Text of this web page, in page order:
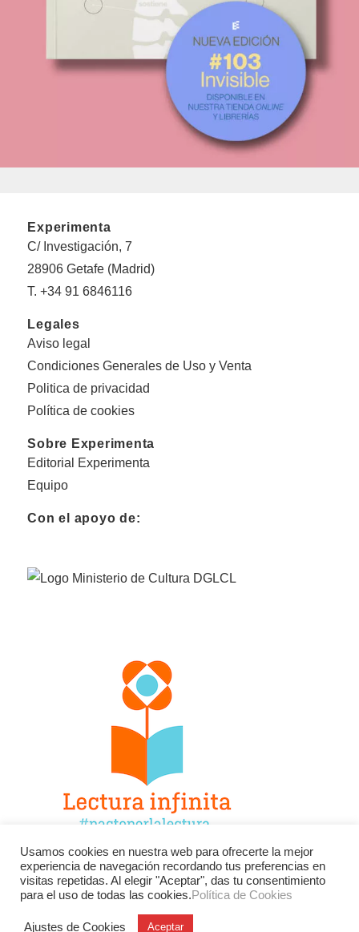
Experimenta
C/ Investigación, 7
28906 Getafe (Madrid)
T. +34 91 6846116
Legales
Aviso legal
Condiciones Generales de Uso y Venta
Politica de privacidad
Política de cookies
Sobre Experimenta
Editorial Experimenta
Equipo
Con el apoyo de:
Facebook Twitter
Instagram
YouTube
LinkedIn Contacto
Usamos cookies en nuestra web para ofrecerte la mejor
experiencia de navegación recordando tus preferencias en
visitas repetidas. Al elegir "Aceptar", das tu consentimiento
para el uso de todas las cookies.Política de Cookies
Ajustes de Cookies Aceptar